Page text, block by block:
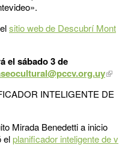
sitio web de Descubrí Mont
el sábado 3 de
INTELIGENTE DE
Mirada Benedetti a inicio
elplanificador inteligente de v